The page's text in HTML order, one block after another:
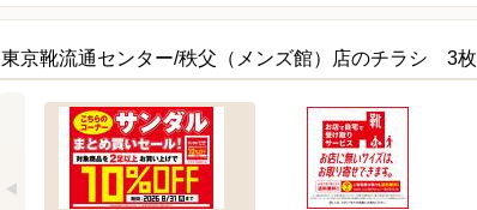
東京靴流通センター/秩父（メンズ館）店のチラシ 3枚